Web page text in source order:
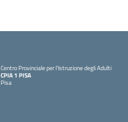
Centro Provinciale per l'Istruzione degli Adulti
CPIA 1 PISA
Pisa